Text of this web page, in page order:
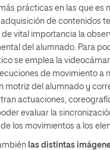
prácticas en las que es
de contenidos
de vital importancia la
del alumnado. Para
se emplea la
de movimiento a
motriz del alumnado y
actuaciones,
evaluar la
los movimientos a los
las distintas